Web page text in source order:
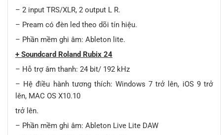
– 2 input TRS/XLR, 2 output L R.
– Pream có đèn led theo dõi tín hiệu.
– Phần mềm ghi âm: Ableton lite.
+ Soundcard Roland Rubix 24
– Hỗ trợ âm thanh: 24 bit/ 192 kHz
– Hệ điều hành tương thích: Windows 7 trở lên, iOS 9 trở
lên, MAC OS X10.10
trở lên.
– Phần mềm ghi âm: Ableton Live Lite DAW